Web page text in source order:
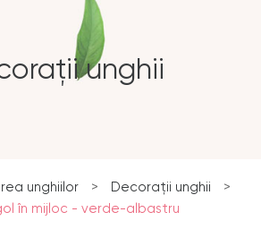
unghii
unghiilor > Decorații unghii
>
în mijloc - verde-albastru